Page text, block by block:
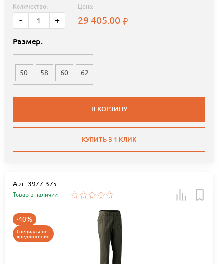
Количество:
- +
Цена:
29 405.00
Размер:
50 58 60 62
В КОРЗИНУ
КУПИТЬ В 1 КЛИК
Арт.: 3977-375
Товар в наличии
-40%
Специальное
предложение